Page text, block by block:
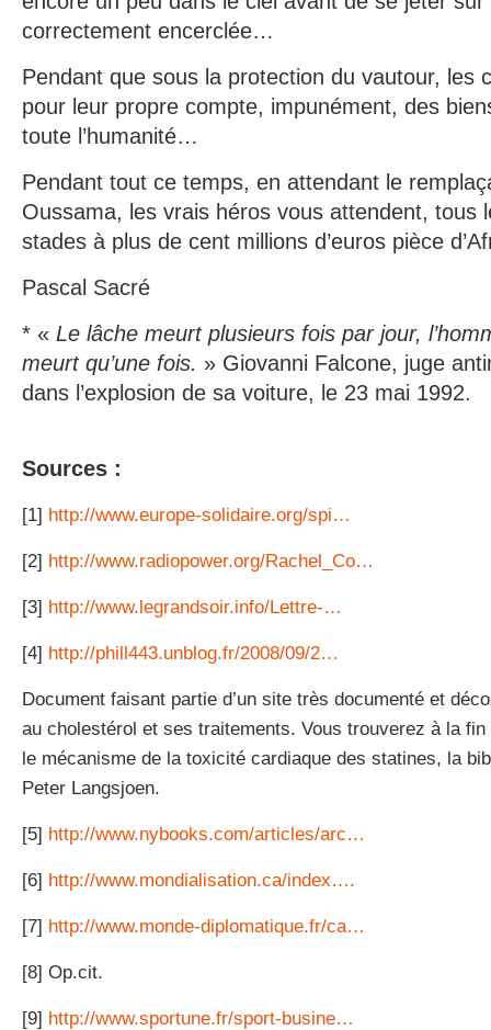
correctement encerclée…
Pendant que sous la protection du vautour, les
pour leur propre compte, impunément, des
toute l’humanité…
Pendant tout ce temps, en attendant le
Oussama, les vrais héros vous attendent, tous
stades à plus de cent millions d’euros pièce
Pascal Sacré
* « Le lâche meurt plusieurs fois par jour,
meurt qu’une fois. » Giovanni Falcone, juge
dans l’explosion de sa voiture, le 23 mai 1992.
Sources :
[1] http://www.europe-solidaire.org/spi…
[2] http://www.radiopower.org/Rachel_Co…
[3] http://www.legrandsoir.info/Lettre-…
[4] http://phill443.unblog.fr/2008/09/2…
Document faisant partie d’un site très documenté et
au cholestérol et ses traitements. Vous trouverez à la
le mécanisme de la toxicité cardiaque des statines, la
Peter Langsjoen.
[5] http://www.nybooks.com/articles/arc…
[6] http://www.mondialisation.ca/index….
[7] http://www.monde-diplomatique.fr/ca…
[8] Op.cit.
[9] http://www.sportune.fr/sport-busine…